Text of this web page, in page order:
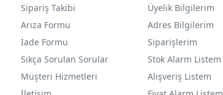
Sipariş Takibi
Arıza Formu
İade Formu
Sıkça Sorulan Sorular
Müşteri Hizmetleri
Üyelik Bilgilerim
Adres Bilgilerim
Siparişlerim
Stok Alarm Listem
Alışveriş Listem